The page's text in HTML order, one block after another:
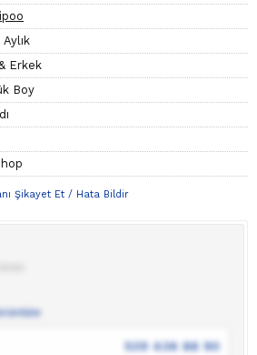
Erkek
Boy
Şikayet Et / Hata Bildir
539 436 88 90